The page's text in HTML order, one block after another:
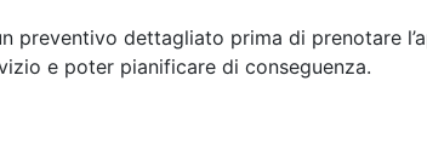
preventivo dettagliato prima di prenotare
e poter pianificare di conseguenza.